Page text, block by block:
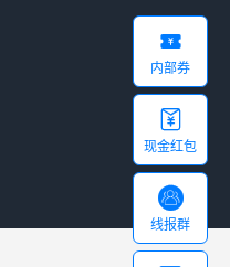

内部券

现金红包

线报群